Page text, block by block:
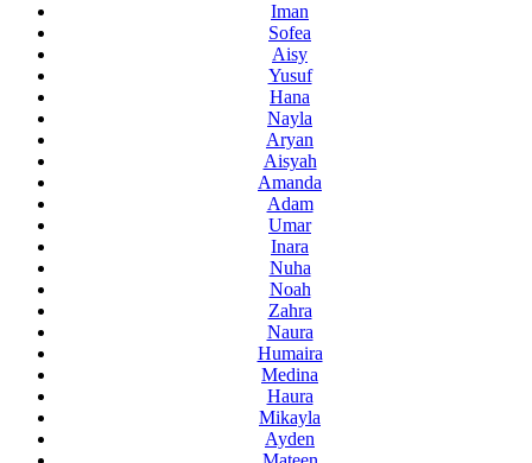
Iman
Sofea
Aisy
Yusuf
Hana
Nayla
Aryan
Aisyah
Amanda
Adam
Umar
Inara
Nuha
Noah
Zahra
Naura
Humaira
Medina
Haura
Mikayla
Ayden